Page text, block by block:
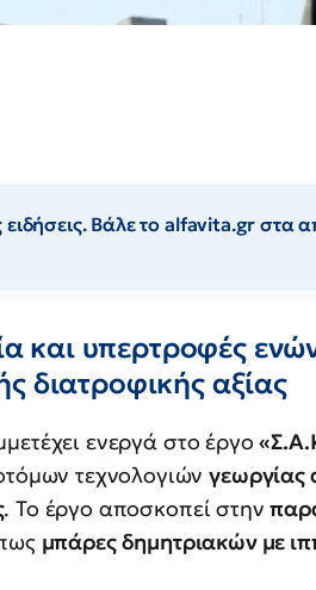
Βάλε το alfavita.gr στα
και υπερτροφές
διατροφικής αξίας
ενεργά στο έργο
τεχνολογιώνγεωργίας
. Το έργο αποσκοπεί στην
μπάρες δημητριακών με